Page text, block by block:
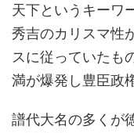
天下というキーワ
秀吉のカリスマ性
スに従っていたも
満が爆発し豊臣政
譜代大名の多くが